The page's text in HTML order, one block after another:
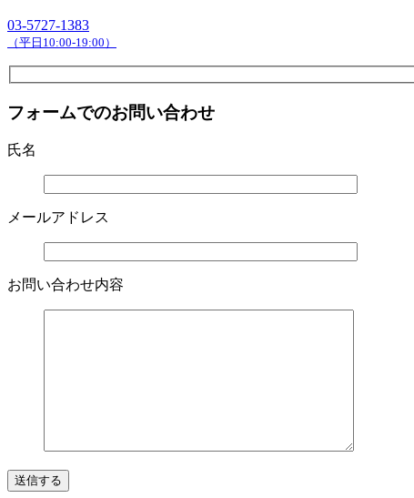
03-5727-1383
（平日10:00-19:00）
フォームでのお問い合わせ
氏名
メールアドレス
お問い合わせ内容